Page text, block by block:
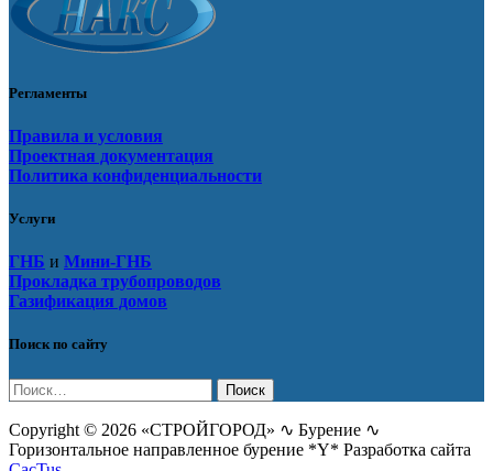
Регламенты
Правила и условия
Проектная документация
Политика конфиденциальности
Услуги
ГНБ и Мини-ГНБ
Прокладка трубопроводов
Газификация домов
Поиск по сайту
Найти:
Copyright © 2026 «СТРОЙГОРОД» ∿ Бурение ∿
Горизонтальное направленное бурение *Y* Разработка сайта